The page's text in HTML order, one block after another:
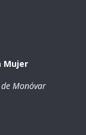
Mujer
Monóvar